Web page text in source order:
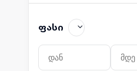
მომვლელი
უსაფრთხოება
ბიზნეს და პროფესიული
ფასი